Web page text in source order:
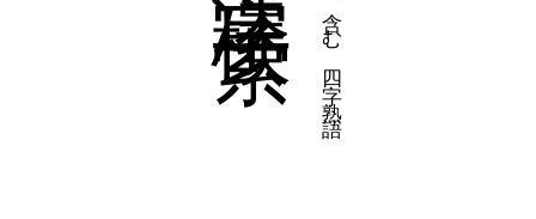
四字熟語
一覧表示
四字熟語
一覧表示